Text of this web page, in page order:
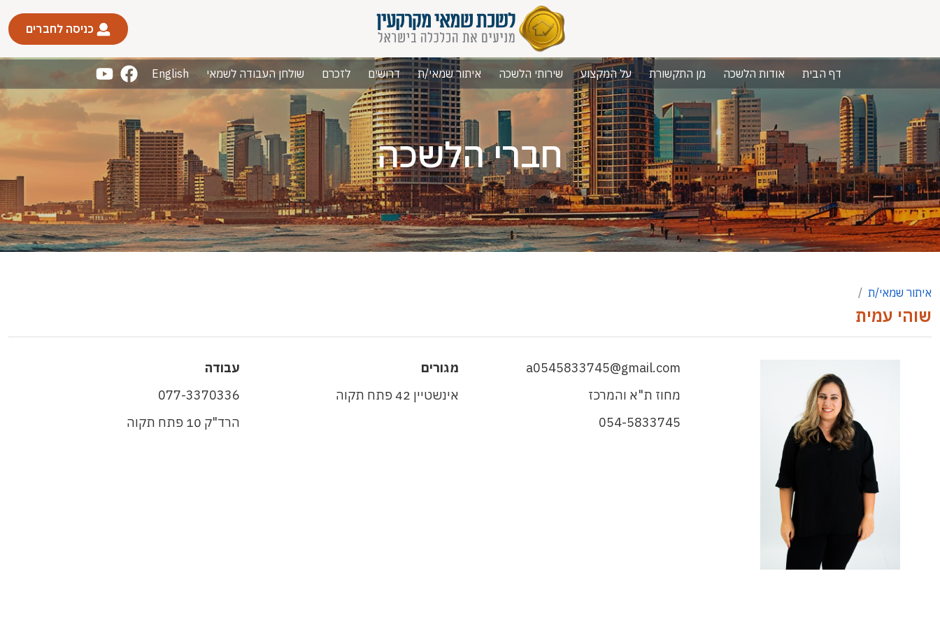
כניסה לחברים
דף הבית אודות הלשכה מן התקשורת על המקצוע שירותי הלשכה איתור שמאי/ת דרושים לזכרם שולחן העבודה לשמאי English
חברי הלשכה
איתור שמאי/ת
שוהי עמית
a0545833745@gmail.com
מחוז ת"א והמרכז
054-5833745
מגורים
אינשטיין 42 פתח תקוה
עבודה
077-3370336
הרד"ק 10 פתח תקוה